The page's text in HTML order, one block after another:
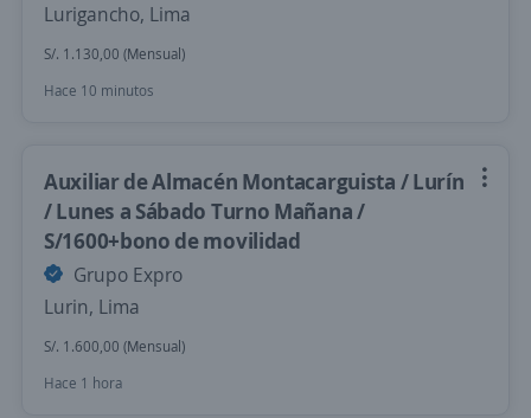
Lurigancho, Lima
S/. 1.130,00 (Mensual)
Hace 10 minutos
Auxiliar de Almacén Montacarguista / Lurín
/ Lunes a Sábado Turno Mañana /
S/1600+bono de movilidad
Grupo Expro
Lurin, Lima
S/. 1.600,00 (Mensual)
Hace 1 hora